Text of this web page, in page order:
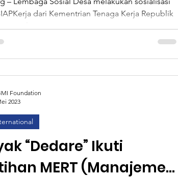
Sosialisasikan C
dari Kementrian Tenaga Kerja Republik
“Dedare” Ikuti
MERT (Manajemen
Foundation
2023